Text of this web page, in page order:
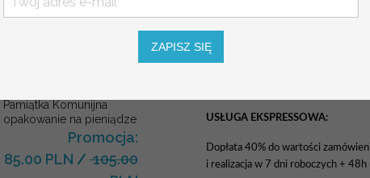
Pamiątka Komunijna
opakowanie na pieniądze
Promocja:
85.00 PLN / 105.00
Jeśli na produkcie ma się
USŁUGA EKSPRESSOWA:
Dopłata 40% do wartości
i realizacja w 7 dni roboczych + 48h
ZAPISZ SIĘ